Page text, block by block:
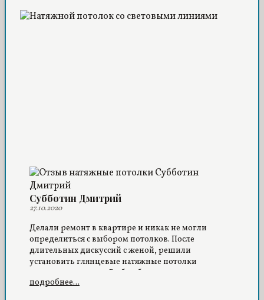
Субботин Дмитрий
27.10.2020
Делали ремонт в квартире и никак не могли
определиться с выбором потолков. После
длительных дискуссий с женой, решили
установить глянцевые натяжные потолки
молочного оттенка. Выбор был сделан правильно –
комната приобрела оригинальный вид, а
подробнее...